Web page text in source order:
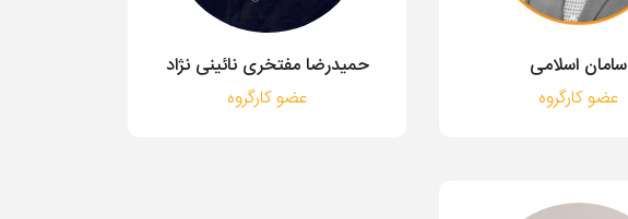
سامان اسلامی
عضو کارگروه
حمیدرضا مفتخری نائینی نژاد
عضو کارگروه